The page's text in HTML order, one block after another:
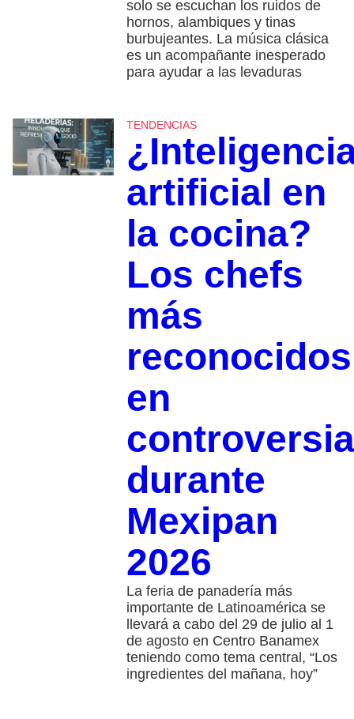
solo se escuchan los ruidos de
hornos, alambiques y tinas
burbujeantes. La música clásica
es un acompañante inesperado
para ayudar a las levaduras
TENDENCIAS
artificial en
la cocina?
Los chefs
más
reconocidos
en
controversia
durante
Mexipan
2026
La feria de panadería más
importante de Latinoamérica se
llevará a cabo del 29 de julio al 1
de agosto en Centro Banamex
teniendo como tema central, “Los
ingredientes del mañana, hoy”